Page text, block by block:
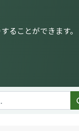
ることができます。